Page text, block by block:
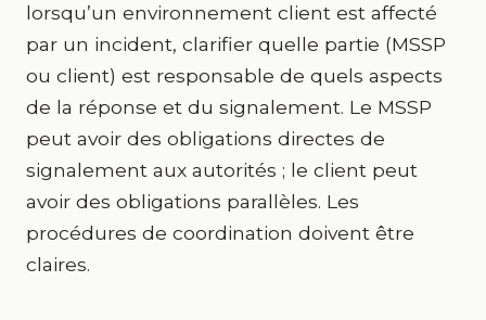
lorsqu’un environnement client est affecté
par un incident, clarifier quelle partie (MSSP
ou client) est responsable de quels aspects
de la réponse et du signalement. Le MSSP
peut avoir des obligations directes de
signalement aux autorités ; le client peut
avoir des obligations parallèles. Les
procédures de coordination doivent être
claires.